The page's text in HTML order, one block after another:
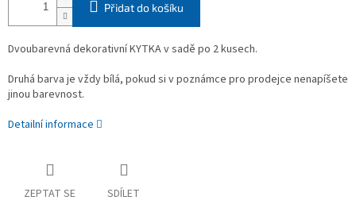
Přidat do košíku
Dvoubarevná dekorativní KYTKA v sadě po 2 kusech.
Druhá barva je vždy bílá, pokud si v poznámce pro prodejce nenapíšete
jinou barevnost.
Detailní informace
ZEPTAT SE SDÍLET